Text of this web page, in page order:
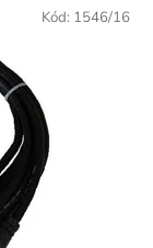
Kód: 1546/16